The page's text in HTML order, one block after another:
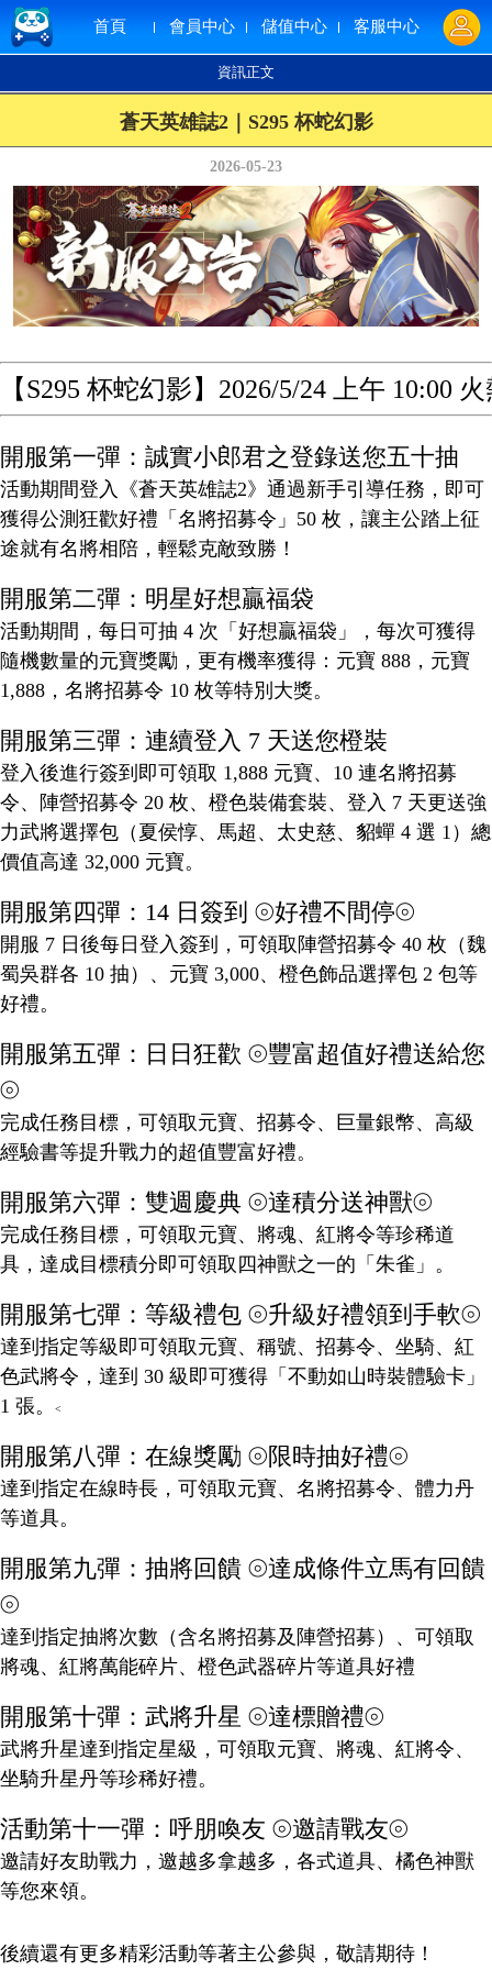
首頁 會員中心 儲值中心 客服中心
資訊正文
蒼天英雄誌2｜S295 杯蛇幻影
2026-05-23
【S295 杯蛇幻影】2026/5/24 上午 10:00
開服第一彈：誠實小郎君之登錄送您五十抽
活動期間登入《蒼天英雄誌2》通過新手引導任務，即可
獲得公測狂歡好禮「名將招募令」50 枚，讓主公踏上征
途就有名將相陪，輕鬆克敵致勝！
開服第二彈：明星好想贏福袋
活動期間，每日可抽 4 次「好想贏福袋」，每次可獲得
隨機數量的元寶獎勵，更有機率獲得：元寶 888，元寶
1,888，名將招募令 10 枚等特別大獎。
開服第三彈：連續登入 7 天送您橙裝
登入後進行簽到即可領取 1,888 元寶、10 連名將招募
令、陣營招募令 20 枚、橙色裝備套裝、登入 7 天更送強
力武將選擇包（夏侯惇、馬超、太史慈、貂蟬 4 選 1）總
價值高達 32,000 元寶。
開服第四彈：14 日簽到 ⦾好禮不間停⦾
開服 7 日後每日登入簽到，可領取陣營招募令 40 枚（魏
蜀吳群各 10 抽）、元寶 3,000、橙色飾品選擇包 2 包等
好禮。
開服第五彈：日日狂歡 ⦾豐富超值好禮送給您
⦾
完成任務目標，可領取元寶、招募令、巨量銀幣、高級
經驗書等提升戰力的超值豐富好禮。
開服第六彈：雙週慶典 ⦾達積分送神獸⦾
完成任務目標，可領取元寶、將魂、紅將令等珍稀道
具，達成目標積分即可領取四神獸之一的「朱雀」。
開服第七彈：等級禮包 ⦾升級好禮領到手軟⦾
達到指定等級即可領取元寶、稱號、招募令、坐騎、紅
色武將令，達到 30 級即可獲得「不動如山時裝體驗卡」
1 張。
<
開服第八彈：在線獎勵 ⦾限時抽好禮⦾
達到指定在線時長，可領取元寶、名將招募令、體力丹
等道具。
開服第九彈：抽將回饋 ⦾達成條件立馬有回饋
⦾
達到指定抽將次數（含名將招募及陣營招募）、可領取
將魂、紅將萬能碎片、橙色武器碎片等道具好禮
開服第十彈：武將升星 ⦾達標贈禮⦾
武將升星達到指定星級，可領取元寶、將魂、紅將令、
坐騎升星丹等珍稀好禮。
活動第十一彈：呼朋喚友 ⦾邀請戰友⦾
邀請好友助戰力，邀越多拿越多，各式道具、橘色神獸
等您來領。
後續還有更多精彩活動等著主公參與，敬請期待！